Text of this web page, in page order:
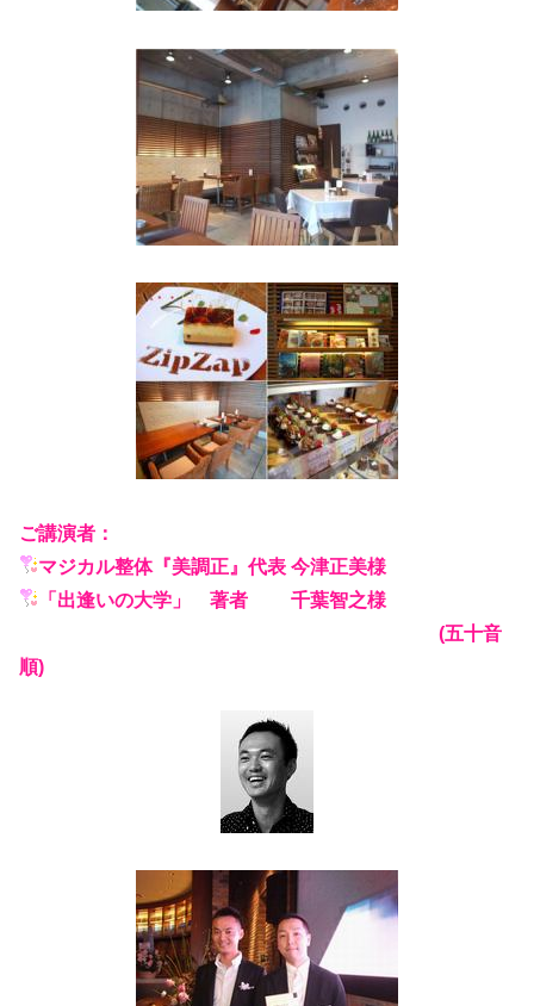
ご講演者：
マジカル整体『美調正』代表 今津正美様
「出逢いの大学」 著者 千葉智之様
(五十音
順)